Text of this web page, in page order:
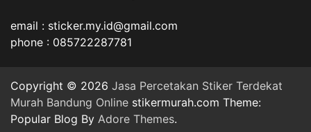
email : sticker.my.id@gmail.com
phone : 085722287781
Copyright © 2026 Jasa Percetakan Stiker Terdekat
Murah Bandung Online stikermurah.com Theme:
Popular Blog By Adore Themes.